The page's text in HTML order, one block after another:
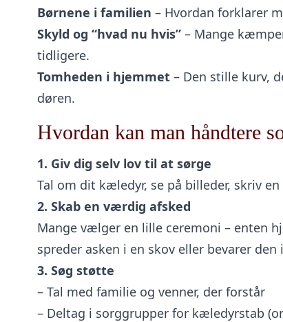
Børnene i familien – Hvordan forklarer
Skyld og “hvad nu hvis” – Mange
tidligere.
Tomheden i hjemmet – Den stille kurv,
døren.
Hvordan kan man håndtere
1. Giv dig selv lov til at sørge
Tal om dit kæledyr, se på billeder, skriv
2. Skab en værdig afsked
Mange vælger en lille ceremoni – enten
spreder asken i en skov eller bevarer den
3. Søg støtte
– Tal med familie og venner, der forstår
– Deltag i sorggrupper for kæledyrstab